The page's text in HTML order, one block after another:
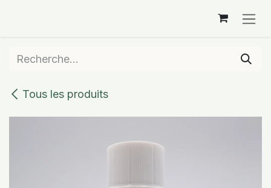
Tous les produits